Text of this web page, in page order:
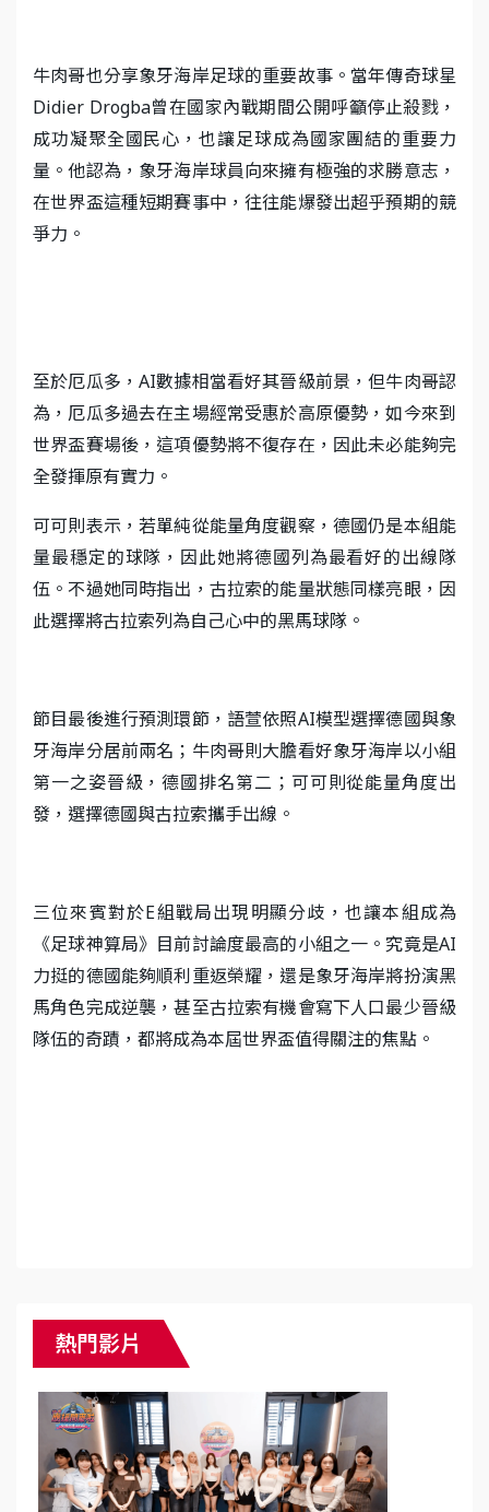
牛肉哥也分享象牙海岸足球的重要故事。當年傳奇球星
Didier Drogba曾在國家內戰期間公開呼籲停止殺戮，
成功凝聚全國民心，也讓足球成為國家團結的重要力
量。他認為，象牙海岸球員向來擁有極強的求勝意志，
在世界盃這種短期賽事中，往往能爆發出超乎預期的競
爭力。
至於厄瓜多，AI數據相當看好其晉級前景，但牛肉哥認
為，厄瓜多過去在主場經常受惠於高原優勢，如今來到
世界盃賽場後，這項優勢將不復存在，因此未必能夠完
全發揮原有實力。
可可則表示，若單純從能量角度觀察，德國仍是本組能
量最穩定的球隊，因此她將德國列為最看好的出線隊
伍。不過她同時指出，古拉索的能量狀態同樣亮眼，因
此選擇將古拉索列為自己心中的黑馬球隊。
節目最後進行預測環節，語萱依照AI模型選擇德國與象
牙海岸分居前兩名；牛肉哥則大膽看好象牙海岸以小組
第一之姿晉級，德國排名第二；可可則從能量角度出
發，選擇德國與古拉索攜手出線。
三位來賓對於E組戰局出現明顯分歧，也讓本組成為
《足球神算局》目前討論度最高的小組之一。究竟是AI
力挺的德國能夠順利重返榮耀，還是象牙海岸將扮演黑
馬角色完成逆襲，甚至古拉索有機會寫下人口最少晉級
隊伍的奇蹟，都將成為本屆世界盃值得關注的焦點。
熱門影片